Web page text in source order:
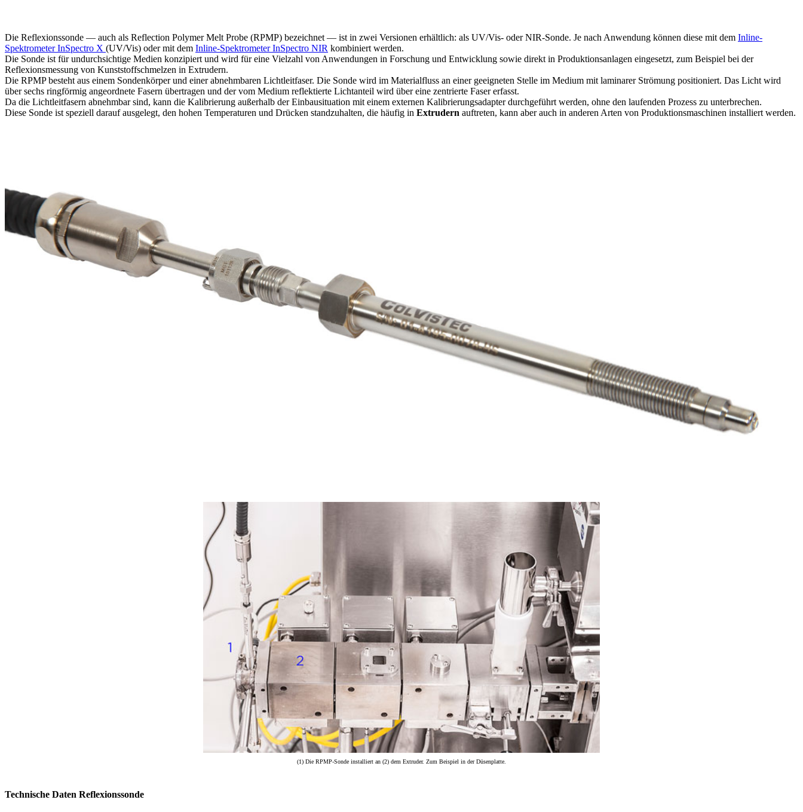
Die Reflexionssonde — auch als Reflection Polymer Melt Probe (RPMP) bezeichnet — ist in zwei Versionen erhältlich: als UV/Vis- oder NIR-Sonde. Je nach Anwendung können diese mit dem Inline-
Spektrometer InSpectro X (UV/Vis) oder mit dem Inline-Spektrometer InSpectro NIR kombiniert werden.
Die Sonde ist für undurchsichtige Medien konzipiert und wird für eine Vielzahl von Anwendungen in Forschung und Entwicklung sowie direkt in Produktionsanlagen eingesetzt, zum Beispiel bei der
Reflexionsmessung von Kunststoffschmelzen in Extrudern.
Die RPMP besteht aus einem Sondenkörper und einer abnehmbaren Lichtleitfaser. Die Sonde wird im Materialfluss an einer geeigneten Stelle im Medium mit laminarer Strömung positioniert. Das Licht wird
über sechs ringförmig angeordnete Fasern übertragen und der vom Medium reflektierte Lichtanteil wird über eine zentrierte Faser erfasst.
Da die Lichtleitfasern abnehmbar sind, kann die Kalibrierung außerhalb der Einbausituation mit einem externen Kalibrierungsadapter durchgeführt werden, ohne den laufenden Prozess zu unterbrechen.
Diese Sonde ist speziell darauf ausgelegt, den hohen Temperaturen und Drücken standzuhalten, die häufig in Extrudern auftreten, kann aber auch in anderen Arten von Produktionsmaschinen installiert werden.
(1) Die RPMP-Sonde installiert an (2) dem Extruder. Zum Beispiel in der Düsenplatte.
Technische Daten Reflexionssonde